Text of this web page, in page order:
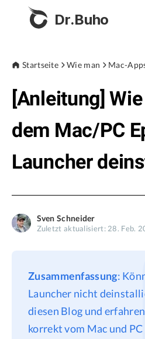
Dr.Buho
Produkte
BuhoCleaner
BuhoUnlocker
BuhoRepair
BuhoLaunchpad
Store
Blog
Datenschutz
Refund Policy
Startseite Wie man Mac-
[Anleitung]
dem Mac/PC
Launcher
Sven Schneider
Zuletzt aktualisiert: 28. Feb.
Zusammenfassung:
Launcher nicht
diesen Blog und
korrekt vom Mac und PC